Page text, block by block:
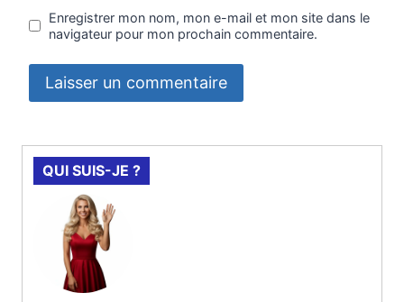
Enregistrer mon nom, mon e-mail et mon site dans le
navigateur pour mon prochain commentaire.
QUI SUIS-JE ?